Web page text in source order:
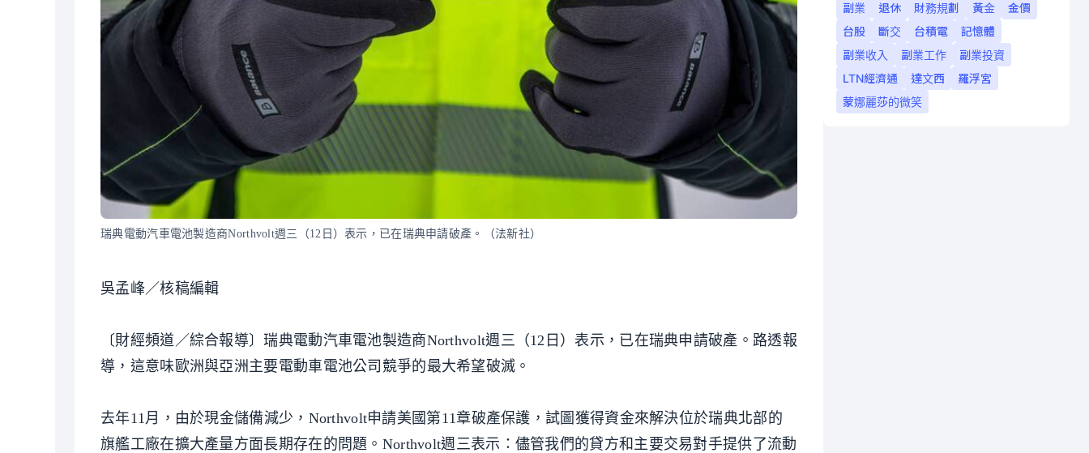
瑞典電動汽車電池製造商Northvolt週三（12日）表示，已在瑞典申請破產。（法新社）
吳孟峰／核稿編輯
〔財經頻道／綜合報導〕瑞典電動汽車電池製造商Northvolt週三（12日）表示，已在瑞典申請破產。路透報
導，這意味歐洲與亞洲主要電動車電池公司競爭的最大希望破滅。
去年11月，由於現金儲備減少，Northvolt申請美國第11章破產保護，試圖獲得資金來解決位於瑞典北部的
旗艦工廠在擴大產量方面長期存在的問題。Northvolt週三表示：儘管我們的貸方和主要交易對手提供了流動
副業
退休 財務規劃 黃金
金價
台股
斷交 台積電
記憶體
副業收入
副業工作
副業投資
LTN經濟通
達文西
羅浮宮
蒙娜麗莎的微笑